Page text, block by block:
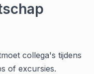
collega's tijdens
of excursies.